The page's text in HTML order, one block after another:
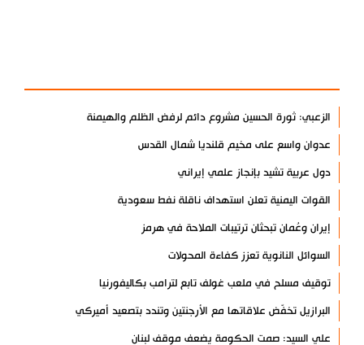
الزعبي: ثورة الحسين مشروع دائم لرفض الظلم والهيمنة
عدوان واسع على مخيم قلنديا شمال القدس
دول عربية تشيد بإنجاز علمي إيراني
القوات اليمنية تعلن استهداف ناقلة نفط سعودية
إيران وعُمان تبحثان ترتيبات الملاحة في هرمز
السوائل النانوية تعزز كفاءة المحولات
توقيف مسلح في ملعب غولف تابع لترامب بكاليفورنيا
البرازيل تخفّض علاقاتها مع الأرجنتين وتندد بتصعيد أميركي
علي السيد: صمت الحكومة يضعف موقف لبنان